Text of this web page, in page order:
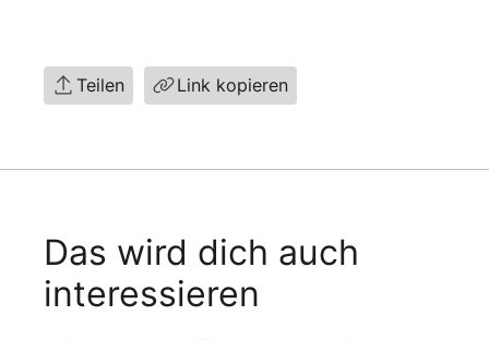
Teilen Link kopieren
Das wird dich auch
interessieren